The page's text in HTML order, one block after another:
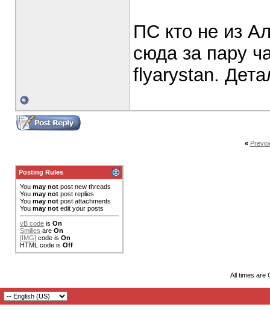
ПС кто не из
сюда за пару
flyarystan.
«
Posting Rules
You may not post new threads
You may not post replies
You may not post attachments
You may not edit your posts
vB code is On
Smilies are On
[IMG] code is On
HTML code is Off
All times are